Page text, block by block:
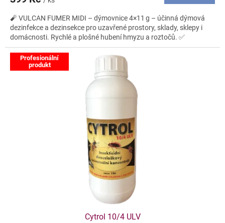
🧨 VULCAN FUMER MIDI – dýmovnice 4×11 g – účinná dýmová
dezinfekce a dezinsekce pro uzavřené prostory, sklady, sklepy i
domácnosti. Rychlé a plošné hubení hmyzu a roztočů. ✅
Profesionální
produkt
Cytrol 10/4 ULV